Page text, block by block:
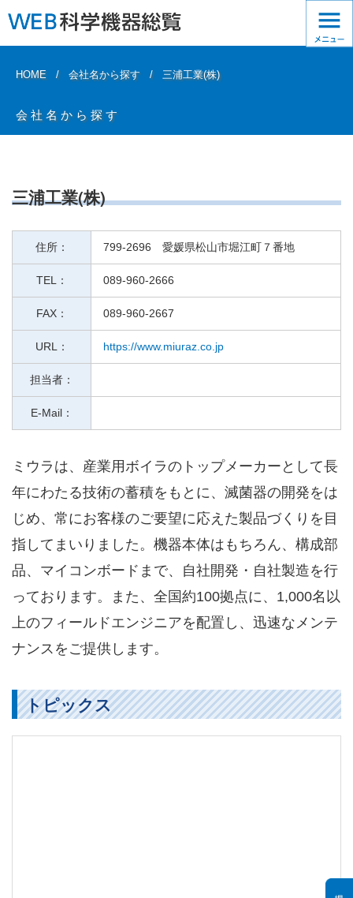
HOME 会社名から探す 三浦工業(株)
会社名から探す
三浦工業(株)
住所： 799-2696 愛媛県松山市堀江町７番地
TEL： 089-960-2666
FAX： 089-960-2667
URL： https://www.miuraz.co.jp
担当者：
E-Mail：
ミウラは、産業用ボイラのトップメーカーとして長
年にわたる技術の蓄積をもとに、滅菌器の開発をは
じめ、常にお客様のご要望に応えた製品づくりを目
指してまいりました。機器本体はもちろん、構成部
品、マイコンボードまで、自社開発・自社製造を行
っております。また、全国約100拠点に、1,000名以
上のフィールドエンジニアを配置し、迅速なメンテ
ナンスをご提供します。
トピックス